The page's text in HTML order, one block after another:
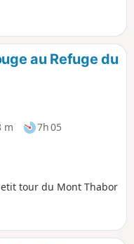
faire
au Refuge du
m
7h 05
tour du Mont Thabor